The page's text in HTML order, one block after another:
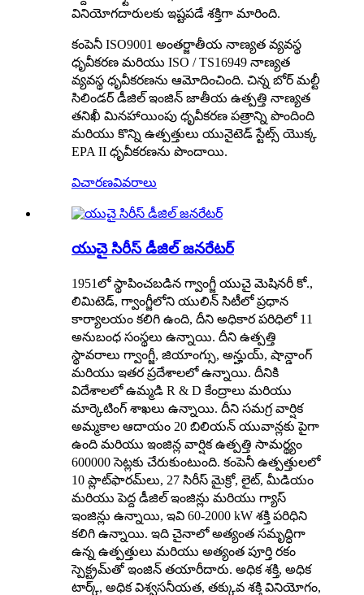
వినియోగదారులకు ఇష్టపడే శక్తిగా మారింది.
కంపెనీ ISO9001 అంతర్జాతీయ నాణ్యత వ్యవస్థ
ధృవీకరణ మరియు ISO / TS16949 నాణ్యత
వ్యవస్థ ధృవీకరణను ఆమోదించింది. చిన్న బోర్ మల్టీ
సిలిండర్ డీజిల్ ఇంజిన్ జాతీయ ఉత్పత్తి నాణ్యత
తనిఖీ మినహాయింపు ధృవీకరణ పత్రాన్ని పొందింది
మరియు కొన్ని ఉత్పత్తులు యునైటెడ్ స్టేట్స్ యొక్క
EPA II ధృవీకరణను పొందాయి.
విచారణవివరాలు
యుచై సిరీస్ డీజిల్ జనరేటర్
1951లో స్థాపించబడిన గ్వాంగ్జీ యుచై మెషినరీ కో.,
లిమిటెడ్, గ్వాంగ్జీలోని యులిన్ సిటీలో ప్రధాన
కార్యాలయం కలిగి ఉంది, దీని అధికార పరిధిలో 11
అనుబంధ సంస్థలు ఉన్నాయి. దీని ఉత్పత్తి
స్థావరాలు గ్వాంగ్జీ, జియాంగ్సు, అన్హుయ్, షాన్డాంగ్
మరియు ఇతర ప్రదేశాలలో ఉన్నాయి. దీనికి
విదేశాలలో ఉమ్మడి R & D కేంద్రాలు మరియు
మార్కెటింగ్ శాఖలు ఉన్నాయి. దీని సమగ్ర వార్షిక
అమ్మకాల ఆదాయం 20 బిలియన్ యువాన్లకు పైగా
ఉంది మరియు ఇంజిన్ల వార్షిక ఉత్పత్తి సామర్థ్యం
600000 సెట్లకు చేరుకుంటుంది. కంపెనీ ఉత్పత్తులలో
10 ప్లాట్‌ఫారమ్‌లు, 27 సిరీస్ మైక్రో, లైట్, మీడియం
మరియు పెద్ద డీజిల్ ఇంజిన్లు మరియు గ్యాస్
ఇంజిన్లు ఉన్నాయి, ఇవి 60-2000 kW శక్తి పరిధిని
కలిగి ఉన్నాయి. ఇది చైనాలో అత్యంత సమృద్ధిగా
ఉన్న ఉత్పత్తులు మరియు అత్యంత పూర్తి రకం
స్పెక్ట్రమ్‌తో ఇంజిన్ తయారీదారు. అధిక శక్తి, అధిక
టార్క్, అధిక విశ్వసనీయత, తక్కువ శక్తి వినియోగం,